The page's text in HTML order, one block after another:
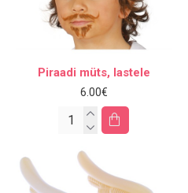
Piraadi müts, lastele
6.00€